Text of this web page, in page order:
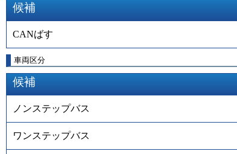
候補
CANばす
車両区分
候補
ノンステップバス
ワンステップバス